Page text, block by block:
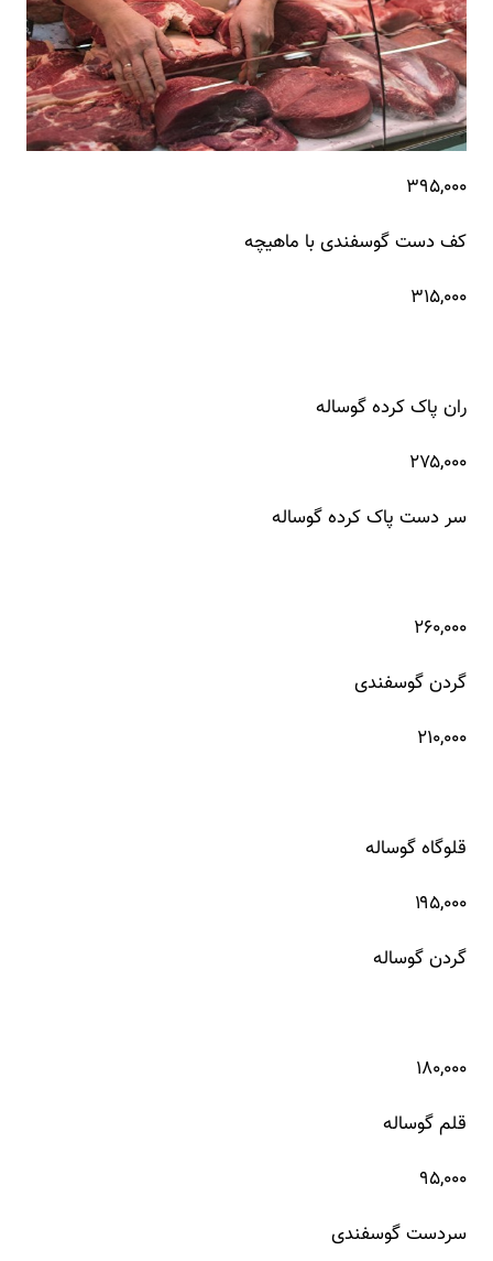
۳۹۵,۰۰۰
کف دست گوسفندی با ماهیچه
۳۱۵,۰۰۰
ران پاک کرده گوساله
۲۷۵,۰۰۰
سر دست پاک کرده گوساله
۲۶۰,۰۰۰
گردن گوسفندی
۲۱۰,۰۰۰
قلوگاه گوساله
۱۹۵,۰۰۰
گردن گوساله
۱۸۰,۰۰۰
قلم گوساله
۹۵,۰۰۰
سردست گوسفندی